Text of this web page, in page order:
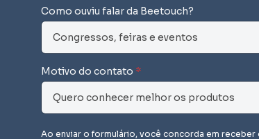
e
s
1
Como ouviu falar da Beetouch?
Motivo do contato *
Ao enviar o formulário, você concorda em